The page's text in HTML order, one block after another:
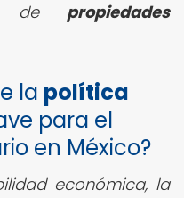
de propiedades
la política
para el
en México?
económica, la